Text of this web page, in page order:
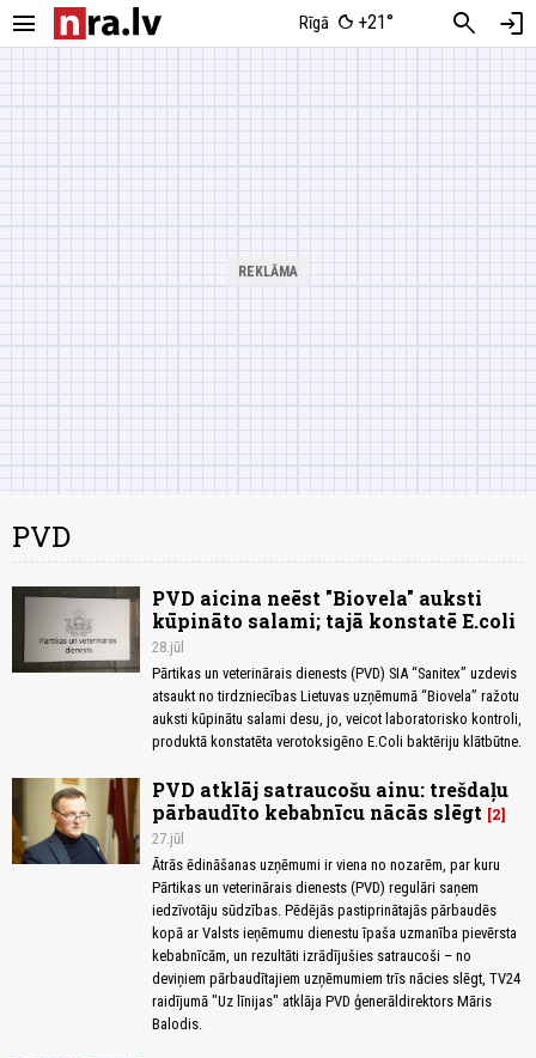
menu Rīgā +21° search login
PVD
PVD aicina neēst "Biovela" auksti
kūpināto salami; tajā konstatē E.coli
28.jūl
Pārtikas un veterinārais dienests (PVD) SIA “Sanitex” uzdevis
atsaukt no tirdzniecības Lietuvas uzņēmumā “Biovela” ražotu
auksti kūpinātu salami desu, jo, veicot laboratorisko kontroli,
produktā konstatēta verotoksigēno E.Coli baktēriju klātbūtne.
PVD atklāj satraucošu ainu: trešdaļu
pārbaudīto kebabnīcu nācās slēgt 2
27.jūl
Ātrās ēdināšanas uzņēmumi ir viena no nozarēm, par kuru
Pārtikas un veterinārais dienests (PVD) regulāri saņem
iedzīvotāju sūdzības. Pēdējās pastiprinātajās pārbaudēs
kopā ar Valsts ieņēmumu dienestu īpaša uzmanība pievērsta
kebabnīcām, un rezultāti izrādījušies satraucoši – no
deviņiem pārbaudītajiem uzņēmumiem trīs nācies slēgt, TV24
raidījumā "Uz līnijas" atklāja PVD ģenerāldirektors Māris
Balodis.